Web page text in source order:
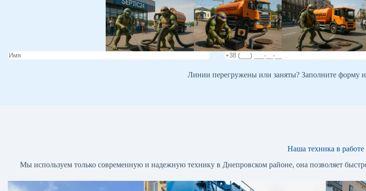
Линии перегружены или заняты? Заполните форму
Наша техника в работе
Мы используем только современную и надежную технику в Днепровском районе, она позволяет